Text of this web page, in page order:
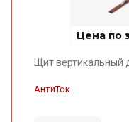
Щит вертикальный